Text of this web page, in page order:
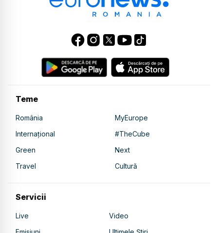
Teme
România
MyEurope
Internațional
#TheCube
Green
Next
Travel
Cultură
Servicii
Live
Video